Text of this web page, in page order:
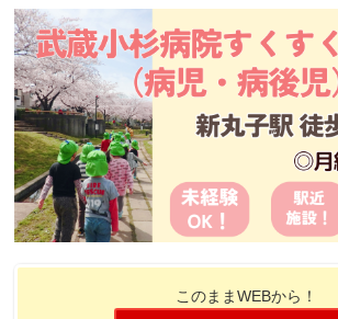
このままWEBから！